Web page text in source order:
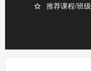
推荐课程/班级